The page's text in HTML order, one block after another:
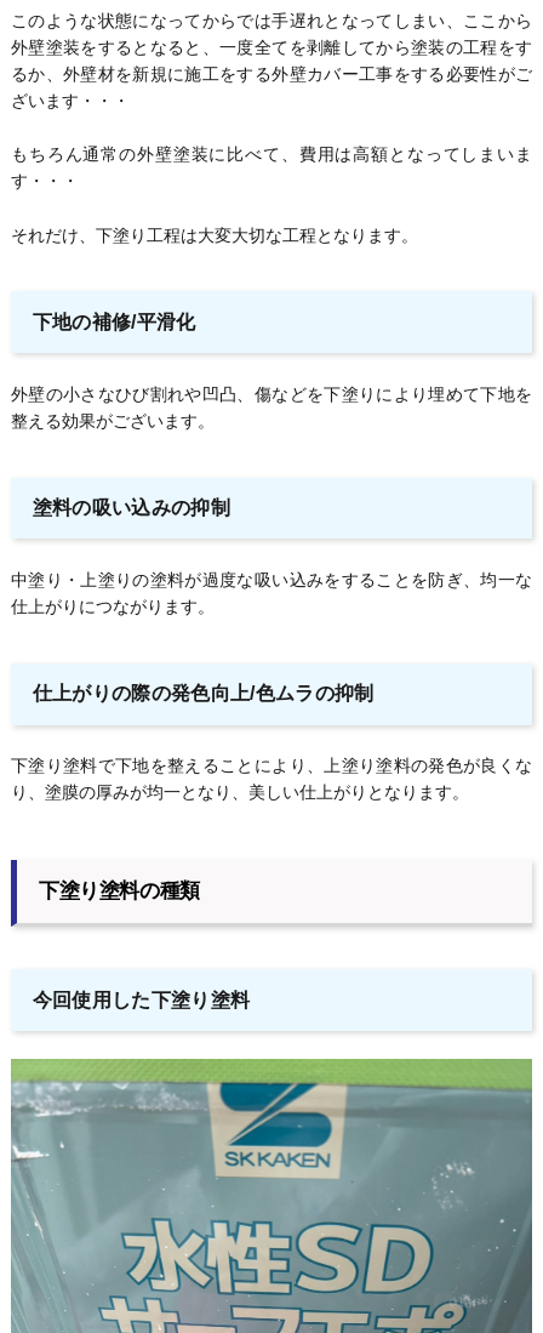
このような状態になってからでは手遅れとなってしまい、ここから
外壁塗装をするとなると、一度全てを剥離してから塗装の工程をす
るか、外壁材を新規に施工をする外壁カバー工事をする必要性がご
ざいます・・・
もちろん通常の外壁塗装に比べて、費用は高額となってしまいま
す・・・
それだけ、下塗り工程は大変大切な工程となります。
下地の補修/平滑化
外壁の小さなひび割れや凹凸、傷などを下塗りにより埋めて下地を
整える効果がございます。
塗料の吸い込みの抑制
中塗り・上塗りの塗料が過度な吸い込みをすることを防ぎ、均一な
仕上がりにつながります。
仕上がりの際の発色向上/色ムラの抑制
下塗り塗料で下地を整えることにより、上塗り塗料の発色が良くな
り、塗膜の厚みが均一となり、美しい仕上がりとなります。
下塗り塗料の種類
今回使用した下塗り塗料